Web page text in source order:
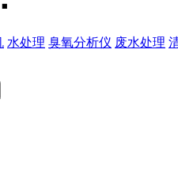
水处理 臭氧分析仪 废水处理